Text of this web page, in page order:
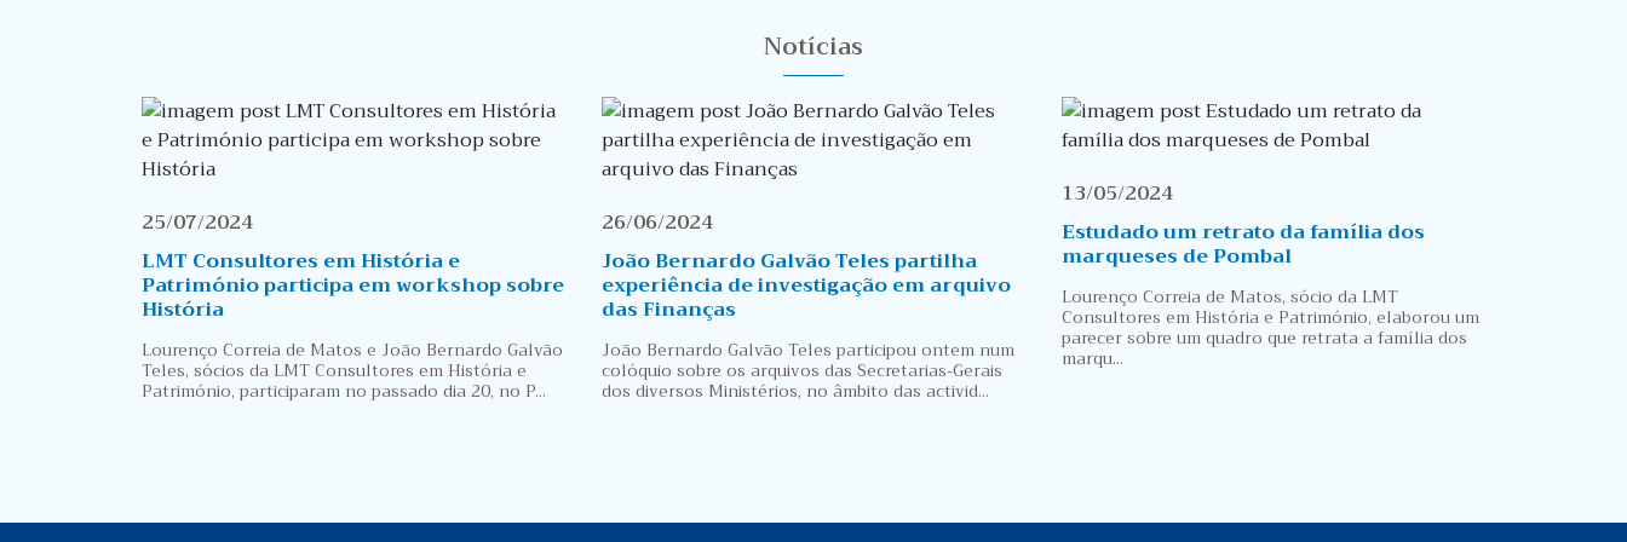
Notícias
25/07/2024
LMT Consultores em História e
Património participa em workshop sobre
História
Lourenço Correia de Matos e João Bernardo Galvão
Teles, sócios da LMT Consultores em História e
Património, participaram no passado dia 20, no P...
26/06/2024
João Bernardo Galvão Teles partilha
experiência de investigação em arquivo
das Finanças
João Bernardo Galvão Teles participou ontem num
colóquio sobre os arquivos das Secretarias-Gerais
dos diversos Ministérios, no âmbito das activid...
13/05/2024
Estudado um retrato da família dos
marqueses de Pombal
Lourenço Correia de Matos, sócio da LMT
Consultores em História e Património, elaborou um
parecer sobre um quadro que retrata a família dos
marqu...